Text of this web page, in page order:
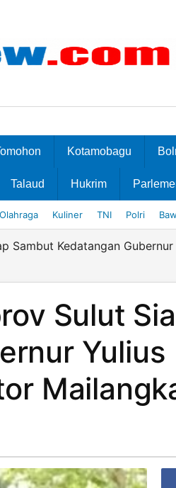
Kotamobagu
Talaud Hukrim
Olahraga Kuliner TNI Polri
Sambut Kedatangan Gubernur
Sulut
Yulius